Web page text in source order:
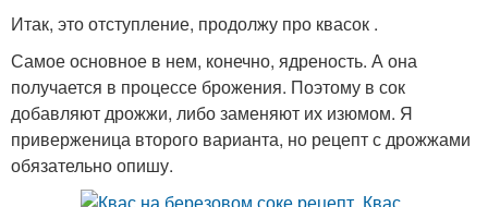
Итак, это отступление, продолжу про квасок .
Самое основное в нем, конечно, ядреность. А она
получается в процессе брожения. Поэтому в сок
добавляют дрожжи, либо заменяют их изюмом. Я
приверженица второго варианта, но рецепт с дрожжами
обязательно опишу.